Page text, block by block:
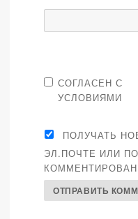
СОГЛАСЕН С
УСЛОВИЯМИ
ПОЛУЧАТЬ
ЭЛ.ПОЧТЕ ИЛИ